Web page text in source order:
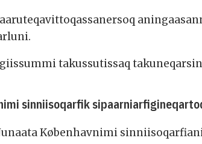
takussutissaq
sinniisoqarfik
Københavnimi